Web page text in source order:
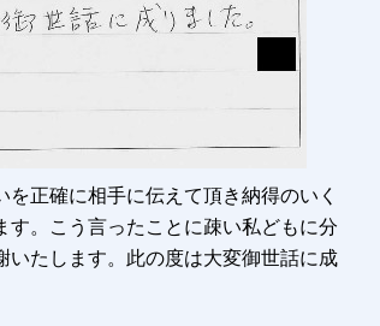
正確に相手に伝えて頂き納得のいく
。こう言ったことに疎い私どもに分
たします。此の度は大変御世話に成